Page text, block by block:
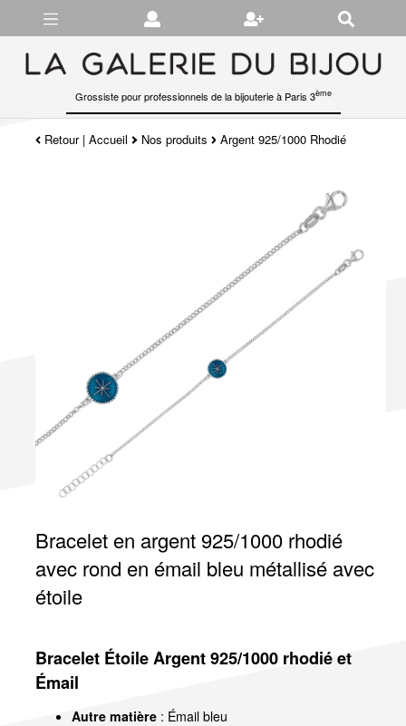
Grossiste pour professionnels de la bijouterie à Paris 3ème
Retour|Accueil Nos produits Argent 925/1000 Rhodié
Bracelet en argent 925/1000 rhodié
avec rond en émail bleu métallisé avec
étoile
Bracelet Étoile Argent 925/1000 rhodié et
Émail
Autre matière: Émail bleu
Gérer les préférences en matière de cookies